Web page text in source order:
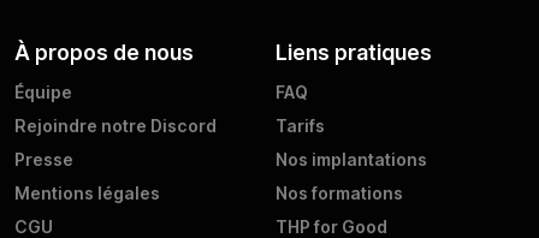
À propos de nous
Équipe
Rejoindre notre Discord
Presse
Mentions légales
CGU
Liens pratiques
FAQ
Tarifs
Nos implantations
Nos formations
THP for Good